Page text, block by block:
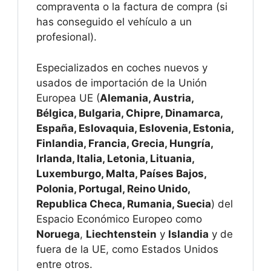
compraventa o la factura de compra (si
has conseguido el vehículo a un
profesional).
Especializados en coches nuevos y
usados de importación de la Unión
Europea UE (Alemania, Austria,
Bélgica, Bulgaria, Chipre, Dinamarca,
España, Eslovaquia, Eslovenia, Estonia,
Finlandia, Francia, Grecia, Hungría,
Irlanda, Italia, Letonia, Lituania,
Luxemburgo, Malta, Países Bajos,
Polonia, Portugal, Reino Unido,
Republica Checa, Rumania, Suecia) del
Espacio Económico Europeo como
Noruega, Liechtenstein y Islandia y de
fuera de la UE, como Estados Unidos
entre otros.